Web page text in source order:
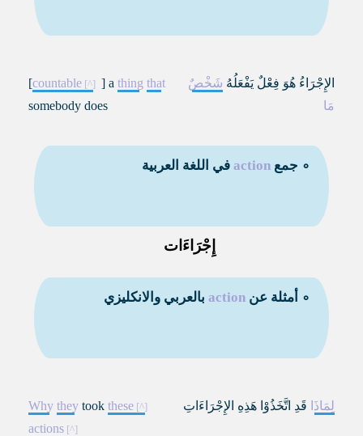
الإِجْرَاءُ هُوَ فِعْلٌ يَفْعَلُهُ شَخْصٌ
مَا
[countable ] a thing that
somebody does
∘ جمعaction في اللغة العربية
إِجْرَاءَات
∘ أمثلة عنaction بالعربي والانكليزي
لِمَاذَا قَدِ اتَّخَذُوْا هَذِهِ الإِجْرَاءَاتِ Why they took these
actions